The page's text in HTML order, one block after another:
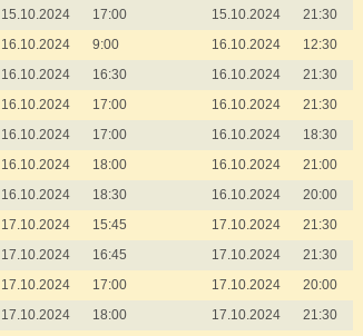
15.10.2024 17:00 15.10.2024
21:30
16.10.2024 9:00 16.10.2024
12:30
16.10.2024 16:30 16.10.2024
21:30
16.10.2024 17:00 16.10.2024
21:30
16.10.2024 17:00 16.10.2024
18:30
16.10.2024 18:00 16.10.2024
21:00
16.10.2024 18:30 16.10.2024
20:00
17.10.2024 15:45 17.10.2024
21:30
17.10.2024 16:45 17.10.2024
21:30
17.10.2024 17:00 17.10.2024
20:00
17.10.2024 18:00 17.10.2024
21:30